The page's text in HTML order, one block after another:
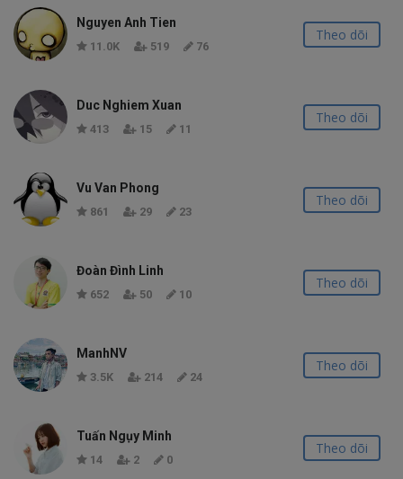
Nguyen Anh Tien
11.0K 519 76
Theo dõi
Duc Nghiem Xuan
413 15 11
Theo dõi
Vu Van Phong
861 29 23
Theo dõi
Đoàn Đình Linh
652 50 10
Theo dõi
ManhNV
3.5K 214 24
Theo dõi
Tuấn Ngụy Minh
14 2 0
Theo dõi